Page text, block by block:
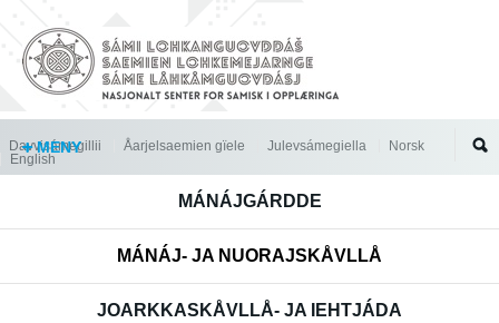
MENY
Davvisámegillii Åarjelsaemien gïele Julevsámegiella
Norsk
English
MÁNÁJGÁRDDE
MÁNÁJ- JA NUORAJSKÅVLLÅ
JOARKKASKÅVLLÅ- JA IEHTJÁDA